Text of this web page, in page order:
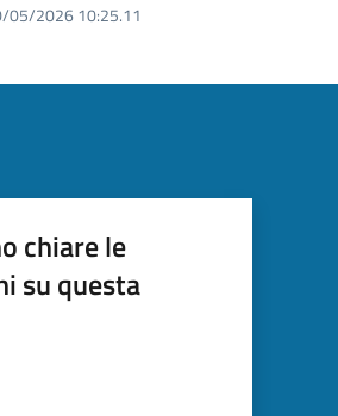
05/2026 10:25.11
chiare le
su questa